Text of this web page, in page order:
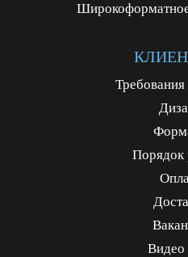
Порядок
Видео